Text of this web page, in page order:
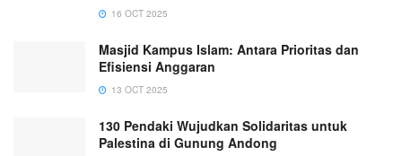
16 OCT 2025
Masjid Kampus Islam: Antara Prioritas dan
Efisiensi Anggaran
13 OCT 2025
130 Pendaki Wujudkan Solidaritas untuk
Palestina di Gunung Andong